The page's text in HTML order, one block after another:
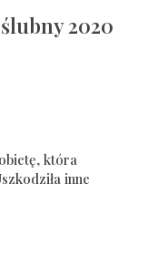
2020
która
inne